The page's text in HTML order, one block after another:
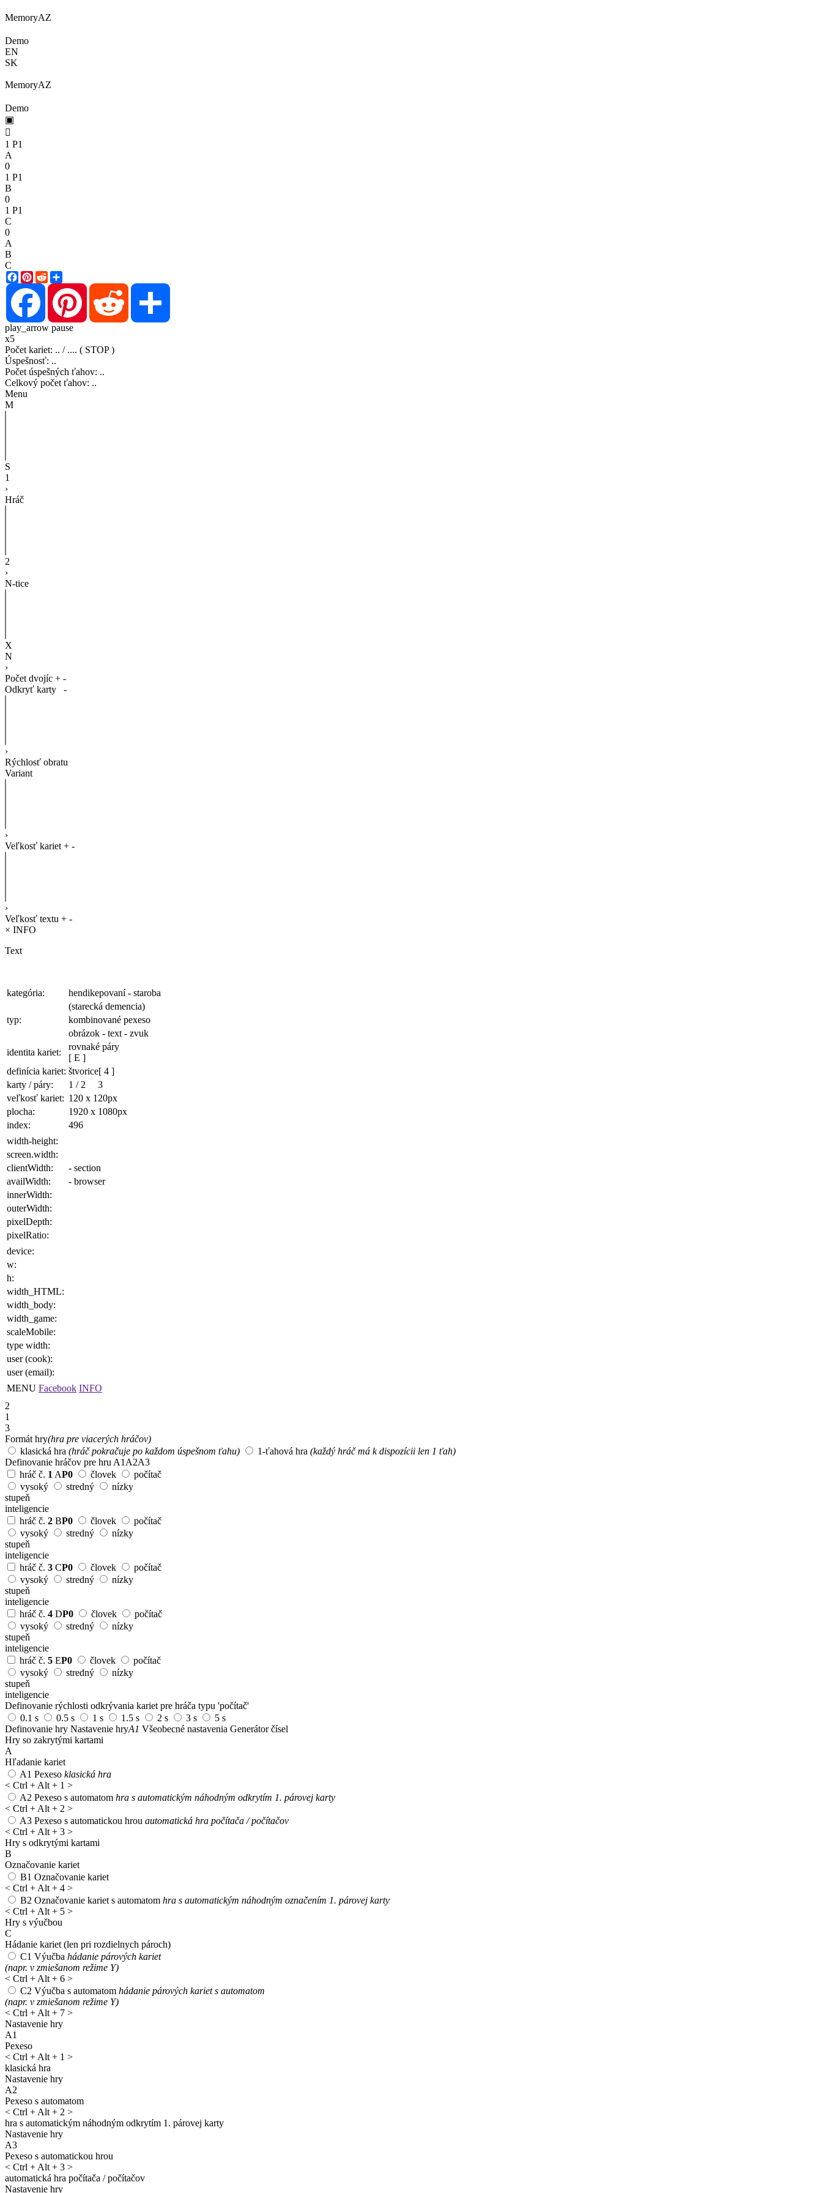
MemoryAZ
Demo
EN
SK
MemoryAZ
Demo
▣

1 P1
A
0
1 P1
B
0
1 P1
C
0
A
B
C
Facebook
Pinterest
Reddit
Facebook
Pinterest Reddit
play_arrow pause
x5
Počet kariet: .. / .... ( STOP )
Úspešnosť: ..
Počet úspešných ťahov: ..
Celkový počet ťahov: ..
Menu
M
S
1
›
Hráč
2
›
N-tice
X
N
›
Počet dvojíc + -
Odkryť karty
-
›
Rýchlosť obratu
Variant
›
Veľkosť kariet + -
›
Veľkosť textu + -
× INFO
Text
kategória:
hendikepovaní - staroba
(starecká demencia)
typ:
kombinované pexeso
obrázok - text - zvuk
identita kariet:
rovnaké páry
[ E ]
definícia kariet: štvorice[ 4 ]
karty / páry:
1 / 2
3
veľkosť kariet: 120 x 120px
plocha: 1920 x 1080px
index:
496
width-height:
screen.width:
clientWidth:
- section
availWidth:
- browser
innerWidth:
outerWidth:
pixelDepth:
pixelRatio:
device:
w:
h:
width_HTML:
width_body:
width_game:
scaleMobile:
type width:
user (cook):
user (email):
MENU Facebook INFO
2
1
3
Formát hry(hra pre viacerých hráčov)
klasická hra (hráč pokračuje po každom úspešnom ťahu) 1-ťahová hra (každý hráč má k dispozícii len 1 ťah)
Definovanie hráčov pre hru A1 A2A3
hráč č. 1 AP0 človek
počítač
vysoký
stredný
nízky
stupeň
inteligencie
hráč č. 2 BP0 človek
počítač
vysoký
stredný
nízky
stupeň
inteligencie
hráč č. 3 CP0 človek
počítač
vysoký
stredný
nízky
stupeň
inteligencie
hráč č. 4 DP0 človek
počítač
vysoký
stredný
nízky
stupeň
inteligencie
hráč č. 5 EP0 človek
počítač
vysoký
stredný
nízky
stupeň
inteligencie
Definovanie rýchlosti odkrývania kariet pre hráča typu 'počítač'
0.1 s
0.5 s 1 s 1.5 s 2 s 3 s
5 s
Definovanie hry Nastavenie hryA1 Všeobecné nastavenia Generátor čísel
Hry so zakrytými kartami
A
Hľadanie kariet
A1 Pexeso klasická hra
< Ctrl + Alt + 1 >
A2 Pexeso s automatom hra s automatickým náhodným odkrytím 1. párovej karty
< Ctrl + Alt + 2 >
A3 Pexeso s automatickou hrou automatická hra počítača / počítačov
< Ctrl + Alt + 3 >
Hry s odkrytými kartami
B
Označovanie kariet
B1 Označovanie kariet
< Ctrl + Alt + 4 >
B2 Označovanie kariet s automatom hra s automatickým náhodným označením 1. párovej karty
< Ctrl + Alt + 5 >
Hry s výučbou
C
Hádanie kariet (len pri rozdielnych pároch)
C1 Výučba hádanie párových kariet
(napr. v zmiešanom režime Y)
< Ctrl + Alt + 6 >
C2 Výučba s automatom hádanie párových kariet s automatom
(napr. v zmiešanom režime Y)
< Ctrl + Alt + 7 >
Nastavenie hry
A1
Pexeso
< Ctrl + Alt + 1 >
klasická hra
Nastavenie hry
A2
Pexeso s automatom
< Ctrl + Alt + 2 >
hra s automatickým náhodným odkrytím 1. párovej karty
Nastavenie hry
A3
Pexeso s automatickou hrou
< Ctrl + Alt + 3 >
automatická hra počítača / počítačov
Nastavenie hry